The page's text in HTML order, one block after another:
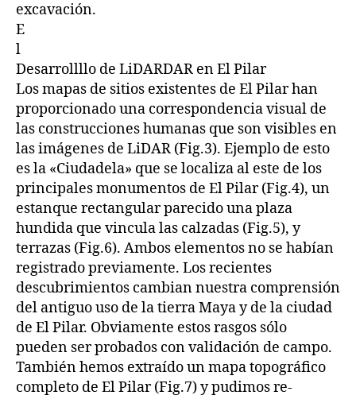
excavación.
E
l
Desarrollllo de LiDARDAR en El Pilar
Los mapas de sitios existentes de El Pilar han
proporcionado una correspondencia visual de
las construcciones humanas que son visibles en
las imágenes de LiDAR (Fig.3). Ejemplo de esto
es la «Ciudadela» que se localiza al este de los
principales monumentos de El Pilar (Fig.4), un
estanque rectangular parecido una plaza
hundida que vincula las calzadas (Fig.5), y
terrazas (Fig.6). Ambos elementos no se habían
registrado previamente. Los recientes
descubrimientos cambian nuestra comprensión
del antiguo uso de la tierra Maya y de la ciudad
de El Pilar. Obviamente estos rasgos sólo
pueden ser probados con validación de campo.
También hemos extraído un mapa topográfico
completo de El Pilar (Fig.7) y pudimos re-